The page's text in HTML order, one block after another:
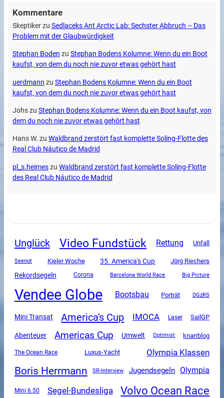
Kommentare
Skeptikerzu Sedlaceks Ant Arctic Lab: Sechster Abbruch – Das
Problem mit der Glaubwürdigkeit
Stephan Boden zu Stephan Bodens Kolumne: Wenn du ein Boot
kaufst, von dem du noch nie zuvor etwas gehört hast
uerdmann zu Stephan Bodens Kolumne: Wenn du ein Boot
kaufst, von dem du noch nie zuvor etwas gehört hast
Johszu Stephan Bodens Kolumne: Wenn du ein Boot kaufst, von
dem du noch nie zuvor etwas gehört hast
Hans W. zu Waldbrand zerstört fast komplette Soling-Flotte des
Real Club Náutico de Madrid
pl_s.heimeszu Waldbrand zerstört fast komplette Soling-Flotte
des Real Club Náutico de Madrid
Unglück Video Fundstück Rettung Unfall
Seenot Kieler Woche 35. America's Cup Jörg Riechers
Rekordsegeln Corona Barcelona World Race Big Picture
Vendee Globe Bootsbau Porträt DGzRS
Mini Transat America's Cup IMOCA Laser SailGP
Abenteuer Americas Cup Umwelt Optimist knarrblog
The Ocean Race Luxus-Yacht Olympia Klassen
Boris Herrmann SR-Interview Jugendsegeln Olympia
Mini 6.50 Segel-Bundesliga Volvo Ocean Race